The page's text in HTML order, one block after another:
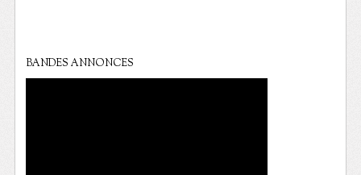
BANDES ANNONCES